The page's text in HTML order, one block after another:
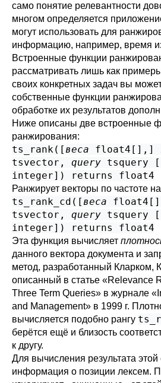
само понятие релевантности
многом определяется
могут использовать для
информацию, например, время
Встроенные функции
рассматривать лишь как
своих конкретных задач вы
собственные функции
обработке их результатов
Ниже описаны две встроенные
ранжирования:
ts_rank([веса float4[] , ]
tsvector , query tsquery [
integer]) returns float4
Ранжирует векторы по частоте
ts_rank_cd([веса float4[]
tsvector , query tsquery [
integer]) returns float4
Эта функция вычисляет
данного вектора документа и
метод, разработанный Кларком,
описанный в статье «Relevance
Three Term Queries» в журнале
and Management» в 1999 г.
вычисляется подобно рангу
берётся ещё и близость
к другу.
Для вычисления результата этой
информация о позиции лексем.